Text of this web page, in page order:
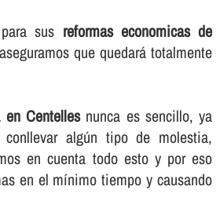
sus reformas economicas de
que quedará totalmente
en Centellesnunca es sencillo, ya
algún tipo de molestia,
en cuenta todo esto y por eso
en el mí­nimo tiempo y causando